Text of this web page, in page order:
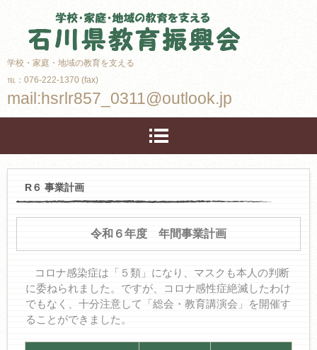
学校・家庭・地域の教育を支える
℡：076-222-1370 (fax)
mail:hsrlr857_0311@outlook.jp
R６ 事業計画
令和６年度 年間事業計画
コロナ感染症は 「５類」になり、マスクも本人の判断
に委ねられました。 ですが、コロナ感性症絶滅したわけ
でもなく、十分注意して
「総会・教育講演会」を開催す
ることができました。